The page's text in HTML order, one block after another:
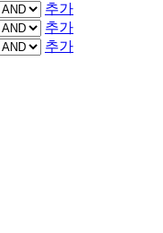
추가
추가
추가